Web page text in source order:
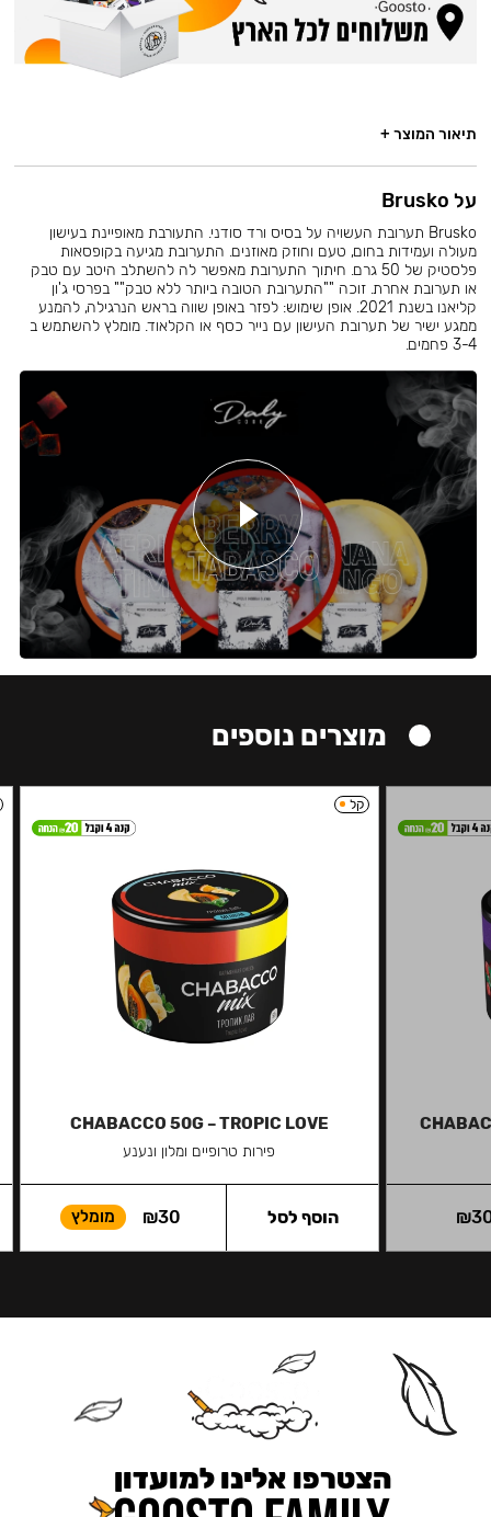
תיאור המוצר +
על Brusko
Brusko תערובת העשויה על בסיס ורד סודני. התעורבת מאופיינת בעישון
מעולה ועמידות בחום, טעם וחוזק מאוזנים. התערובת מגיעה בקופסאות
פלסטיק של 50 גרם. חיתוך התערובת מאפשר לה להשתלב היטב עם טבק
או תערובת אחרת. זוכה ""התערובת הטובה ביותר ללא טבק"" בפרסי ג'ון
קליאנו בשנת 2021. אופן שימוש: לפזר באופן שווה בראש הנרגילה, להמנע
ממגע ישיר של תערובת העישון עם נייר כסף או הקלאוד. מומלץ להשתמש ב
3-4 פחמים.
מוצרים נוספים
₪
קל
CHABACCO 50G – TROPIC LOVE
פירות טרופיים ומלון ונענע
₪30 מומלץ הוסף לסל
הצטרפו אלינו למועדון